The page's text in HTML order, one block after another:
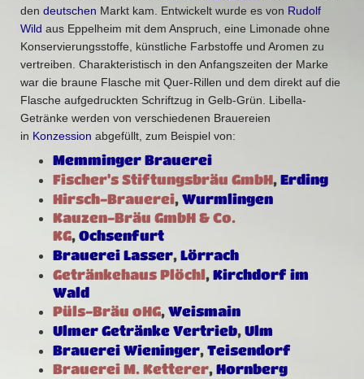
den deutschen Markt kam. Entwickelt wurde es von Rudolf
Wild aus Eppelheim mit dem Anspruch, eine Limonade ohne
Konservierungsstoffe, künstliche Farbstoffe und Aromen zu
vertreiben. Charakteristisch in den Anfangszeiten der Marke
war die braune Flasche mit Quer-Rillen und dem direkt auf die
Flasche aufgedruckten Schriftzug in Gelb-Grün. Libella-
Getränke werden von verschiedenen Brauereien
in Konzession abgefüllt, zum Beispiel von:
Memminger Brauerei
Fischer's Stiftungsbräu GmbH, Erding
Hirsch-Brauerei, Wurmlingen
Kauzen-Bräu GmbH & Co.
KG, Ochsenfurt
Brauerei Lasser, Lörrach
Getränkehaus Plöchl, Kirchdorf im
Wald
Püls-Bräu oHG, Weismain
Ulmer Getränke Vertrieb, Ulm
Brauerei Wieninger, Teisendorf
Brauerei M. Ketterer, Hornberg